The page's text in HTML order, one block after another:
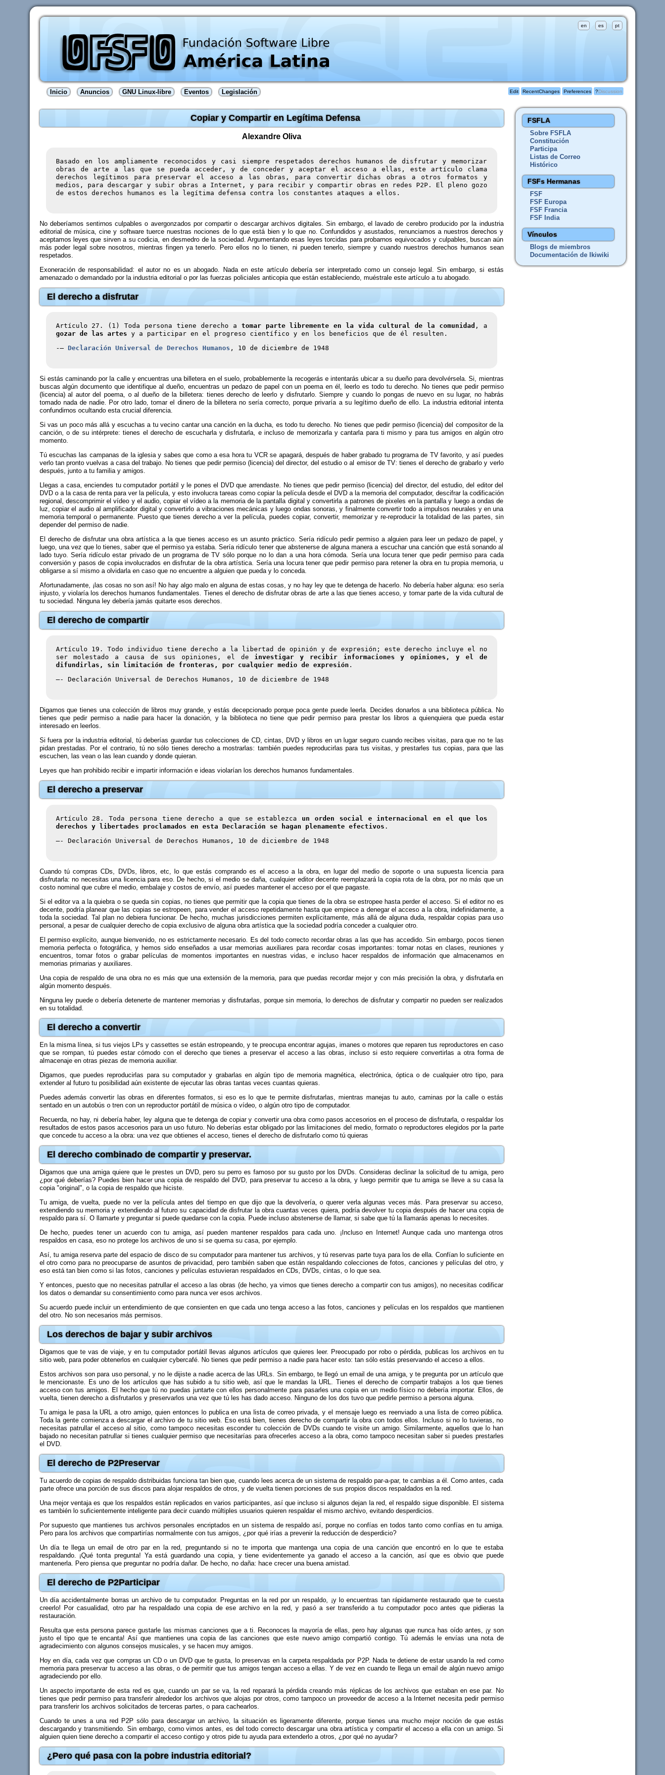
Edit RecentChanges Preferences ?Discussion
en es pt
Inicio Anuncios GNU Linux-libre Eventos Legislación
FSFLA
Sobre FSFLA
Constitución
Participa
Listas de Correo
Histórico
FSFs Hermanas
FSF
FSF Europa
FSF Francia
FSF India
Vínculos
Blogs de miembros
Documentación de Ikiwiki
Copiar y Compartir en Legítima Defensa
Alexandre Oliva
Basado en los ampliamente reconocidos y casi siempre respetados derechos humanos de disfrutar y memorizar
obras de arte a las que se pueda acceder, y de conceder y aceptar el acceso a ellas, este artículo clama
derechos legítimos para preservar el acceso a las obras, para convertir dichas obras a otros formatos y
medios, para descargar y subir obras a Internet, y para recibir y compartir obras en redes P2P. El pleno gozo
de estos derechos humanos es la legítima defensa contra los constantes ataques a ellos.
No deberíamos sentirnos culpables o avergonzados por compartir o descargar archivos digitales. Sin embargo, el lavado de cerebro producido por la industria
editorial de música, cine y software tuerce nuestras nociones de lo que está bien y lo que no. Confundidos y asustados, renunciamos a nuestros derechos y
aceptamos leyes que sirven a su codicia, en desmedro de la sociedad. Argumentando esas leyes torcidas para probarnos equivocados y culpables, buscan aún
más poder legal sobre nosotros, mientras fingen ya tenerlo. Pero ellos no lo tienen, ni pueden tenerlo, siempre y cuando nuestros derechos humanos sean
respetados.
Exoneración de responsabilidad: el autor no es un abogado. Nada en este artículo debería ser interpretado como un consejo legal. Sin embargo, si estás
amenazado o demandado por la industria editorial o por las fuerzas policiales anticopia que están estableciendo, muéstrale este artículo a tu abogado.
El derecho a disfrutar
Artículo 27. (1) Toda persona tiene derecho a tomar parte libremente en la vida cultural de la comunidad , a
gozar de las artes y a participar en el progreso científico y en los beneficios que de él resulten.
-– Declaración Universal de Derechos Humanos , 10 de diciembre de 1948
Si estás caminando por la calle y encuentras una billetera en el suelo, probablemente la recogerás e intentarás ubicar a su dueño para devolvérsela. Si, mientras
buscas algún documento que identifique al dueño, encuentras un pedazo de papel con un poema en él, leerlo es todo tu derecho. No tienes que pedir permiso
(licencia) al autor del poema, o al dueño de la billetera: tienes derecho de leerlo y disfrutarlo. Siempre y cuando lo pongas de nuevo en su lugar, no habrás
tomado nada de nadie. Por otro lado, tomar el dinero de la billetera no sería correcto, porque privaría a su legítimo dueño de ello. La industria editorial intenta
confundirnos ocultando esta crucial diferencia.
Si vas un poco más allá y escuchas a tu vecino cantar una canción en la ducha, es todo tu derecho. No tienes que pedir permiso (licencia) del compositor de la
canción, o de su intérprete: tienes el derecho de escucharla y disfrutarla, e incluso de memorizarla y cantarla para ti mismo y para tus amigos en algún otro
momento.
Tú escuchas las campanas de la iglesia y sabes que como a esa hora tu VCR se apagará, después de haber grabado tu programa de TV favorito, y así puedes
verlo tan pronto vuelvas a casa del trabajo. No tienes que pedir permiso (licencia) del director, del estudio o al emisor de TV: tienes el derecho de grabarlo y verlo
después, junto a tu familia y amigos.
Llegas a casa, enciendes tu computador portátil y le pones el DVD que arrendaste. No tienes que pedir permiso (licencia) del director, del estudio, del editor del
DVD o a la casa de renta para ver la película, y esto involucra tareas como copiar la película desde el DVD a la memoria del computador, descifrar la codificación
regional, descomprimir el vídeo y el audio, copiar el vídeo a la memoria de la pantalla digital y convertirla a patrones de pixeles en la pantalla y luego a ondas de
luz, copiar el audio al amplificador digital y convertirlo a vibraciones mecánicas y luego ondas sonoras, y finalmente convertir todo a impulsos neurales y en una
memoria temporal o permanente. Puesto que tienes derecho a ver la película, puedes copiar, convertir, memorizar y re-reproducir la totalidad de las partes, sin
depender del permiso de nadie.
El derecho de disfrutar una obra artística a la que tienes acceso es un asunto práctico. Sería ridículo pedir permiso a alguien para leer un pedazo de papel, y
luego, una vez que lo tienes, saber que el permiso ya estaba. Sería ridículo tener que abstenerse de alguna manera a escuchar una canción que está sonando al
lado tuyo. Sería ridículo estar privado de un programa de TV sólo porque no lo dan a una hora cómoda. Sería una locura tener que pedir permiso para cada
conversión y pasos de copia involucrados en disfrutar de la obra artística. Sería una locura tener que pedir permiso para retener la obra en tu propia memoria, u
obligarse a sí mismo a olvidarla en caso que no encuentre a alguien que pueda y lo conceda.
Afortunadamente, ¡las cosas no son así! No hay algo malo en alguna de estas cosas, y no hay ley que te detenga de hacerlo. No debería haber alguna: eso sería
injusto, y violaría los derechos humanos fundamentales. Tienes el derecho de disfrutar obras de arte a las que tienes acceso, y tomar parte de la vida cultural de
tu sociedad. Ninguna ley debería jamás quitarte esos derechos.
El derecho de compartir
Artículo 19. Todo individuo tiene derecho a la libertad de opinión y de expresión; este derecho incluye el no
ser molestado a causa de sus opiniones, el de investigar y recibir informaciones y opiniones, y el de
difundirlas, sin limitación de fronteras, por cualquier medio de expresión .
–- Declaración Universal de Derechos Humanos, 10 de diciembre de 1948
Digamos que tienes una colección de libros muy grande, y estás decepcionado porque poca gente puede leerla. Decides donarlos a una biblioteca pública. No
tienes que pedir permiso a nadie para hacer la donación, y la biblioteca no tiene que pedir permiso para prestar los libros a quienquiera que pueda estar
interesado en leerlos.
Si fuera por la industria editorial, tú deberías guardar tus colecciones de CD, cintas, DVD y libros en un lugar seguro cuando recibes visitas, para que no te las
pidan prestadas. Por el contrario, tú no sólo tienes derecho a mostrarlas: también puedes reproducirlas para tus visitas, y prestarles tus copias, para que las
escuchen, las vean o las lean cuando y donde quieran.
Leyes que han prohibido recibir e impartir información e ideas violarían los derechos humanos fundamentales.
El derecho a preservar
Artículo 28. Toda persona tiene derecho a que se establezca un orden social e internacional en el que los
derechos y libertades proclamados en esta Declaración se hagan plenamente efectivos .
–- Declaración Universal de Derechos Humanos, 10 de diciembre de 1948
Cuando tú compras CDs, DVDs, libros, etc, lo que estás comprando es el acceso a la obra, en lugar del medio de soporte o una supuesta licencia para
disfrutarla: no necesitas una licencia para eso. De hecho, si el medio se daña, cualquier editor decente reemplazará la copia rota de la obra, por no más que un
costo nominal que cubre el medio, embalaje y costos de envío, así puedes mantener el acceso por el que pagaste.
Si el editor va a la quiebra o se queda sin copias, no tienes que permitir que la copia que tienes de la obra se estropee hasta perder el acceso. Si el editor no es
decente, podría planear que las copias se estropeen, para vender el acceso repetidamente hasta que empiece a denegar el acceso a la obra, indefinidamente, a
toda la sociedad. Tal plan no debiera funcionar. De hecho, muchas jurisdicciones permiten explícitamente, más allá de alguna duda, respaldar copias para uso
personal, a pesar de cualquier derecho de copia exclusivo de alguna obra artística que la sociedad podría conceder a cualquier otro.
El permiso explícito, aunque bienvenido, no es estrictamente necesario. Es del todo correcto recordar obras a las que has accedido. Sin embargo, pocos tienen
memoria perfecta o fotográfica, y hemos sido enseñados a usar memorias auxiliares para recordar cosas importantes: tomar notas en clases, reuniones y
encuentros, tomar fotos o grabar películas de momentos importantes en nuestras vidas, e incluso hacer respaldos de información que almacenamos en
memorias primarias y auxiliares.
Una copia de respaldo de una obra no es más que una extensión de la memoria, para que puedas recordar mejor y con más precisión la obra, y disfrutarla en
algún momento después.
Ninguna ley puede o debería detenerte de mantener memorias y disfrutarlas, porque sin memoria, lo derechos de disfrutar y compartir no pueden ser realizados
en su totalidad.
El derecho a convertir
En la misma línea, si tus viejos LPs y cassettes se están estropeando, y te preocupa encontrar agujas, imanes o motores que reparen tus reproductores en caso
que se rompan, tú puedes estar cómodo con el derecho que tienes a preservar el acceso a las obras, incluso si esto requiere convertirlas a otra forma de
almacenaje en otras piezas de memoria auxiliar.
Digamos, que puedes reproducirlas para su computador y grabarlas en algún tipo de memoria magnética, electrónica, óptica o de cualquier otro tipo, para
extender al futuro tu posibilidad aún existente de ejecutar las obras tantas veces cuantas quieras.
Puedes además convertir las obras en diferentes formatos, si eso es lo que te permite disfrutarlas, mientras manejas tu auto, caminas por la calle o estás
sentado en un autobús o tren con un reproductor portátil de música o vídeo, o algún otro tipo de computador.
Recuerda, no hay, ni debería haber, ley alguna que te detenga de copiar y convertir una obra como pasos accesorios en el proceso de disfrutarla, o respaldar los
resultados de estos pasos accesorios para un uso futuro. No deberías estar obligado por las limitaciones del medio, formato o reproductores elegidos por la parte
que concede tu acceso a la obra: una vez que obtienes el acceso, tienes el derecho de disfrutarlo como tú quieras
El derecho combinado de compartir y preservar.
Digamos que una amiga quiere que le prestes un DVD, pero su perro es famoso por su gusto por los DVDs. Consideras declinar la solicitud de tu amiga, pero
¿por qué deberías? Puedes bien hacer una copia de respaldo del DVD, para preservar tu acceso a la obra, y luego permitir que tu amiga se lleve a su casa la
copia "original", o la copia de respaldo que hiciste.
Tu amiga, de vuelta, puede no ver la película antes del tiempo en que dijo que la devolvería, o querer verla algunas veces más. Para preservar su acceso,
extendiendo su memoria y extendiendo al futuro su capacidad de disfrutar la obra cuantas veces quiera, podría devolver tu copia después de hacer una copia de
respaldo para sí. O llamarte y preguntar si puede quedarse con la copia. Puede incluso abstenerse de llamar, si sabe que tú la llamarás apenas lo necesites.
De hecho, puedes tener un acuerdo con tu amiga, así pueden mantener respaldos para cada uno. ¡Incluso en Internet! Aunque cada uno mantenga otros
respaldos en casa, eso no protege los archivos de uno si se quema su casa, por ejemplo.
Así, tu amiga reserva parte del espacio de disco de su computador para mantener tus archivos, y tú reservas parte tuya para los de ella. Confían lo suficiente en
el otro como para no preocuparse de asuntos de privacidad, pero también saben que están respaldando colecciones de fotos, canciones y películas del otro, y
eso está tan bien como si las fotos, canciones y películas estuvieran respaldados en CDs, DVDs, cintas, o lo que sea.
Y entonces, puesto que no necesitas patrullar el acceso a las obras (de hecho, ya vimos que tienes derecho a compartir con tus amigos), no necesitas codificar
los datos o demandar su consentimiento como para nunca ver esos archivos.
Su acuerdo puede incluir un entendimiento de que consienten en que cada uno tenga acceso a las fotos, canciones y películas en los respaldos que mantienen
del otro. No son necesarios más permisos.
Los derechos de bajar y subir archivos
Digamos que te vas de viaje, y en tu computador portátil llevas algunos artículos que quieres leer. Preocupado por robo o pérdida, publicas los archivos en tu
sitio web, para poder obtenerlos en cualquier cybercafé. No tienes que pedir permiso a nadie para hacer esto: tan sólo estás preservando el acceso a ellos.
Estos archivos son para uso personal, y no le dijiste a nadie acerca de las URLs. Sin embargo, te llegó un email de una amiga, y te pregunta por un artículo que
le mencionaste. Es uno de los artículos que has subido a tu sitio web, así que le mandas la URL. Tienes el derecho de compartir trabajos a los que tienes
acceso con tus amigos. El hecho que tú no puedas juntarte con ellos personalmente para pasarles una copia en un medio físico no debería importar. Ellos, de
vuelta, tienen derecho a disfrutarlos y preservarlos una vez que tú les has dado acceso. Ninguno de los dos tuvo que pedirle permiso a persona alguna.
Tu amiga le pasa la URL a otro amigo, quien entonces lo publica en una lista de correo privada, y el mensaje luego es reenviado a una lista de correo pública.
Toda la gente comienza a descargar el archivo de tu sitio web. Eso está bien, tienes derecho de compartir la obra con todos ellos. Incluso si no lo tuvieras, no
necesitas patrullar el acceso al sitio, como tampoco necesitas esconder tu colección de DVDs cuando te visite un amigo. Similarmente, aquellos que lo han
bajado no necesitan patrullar si tienes cualquier permiso que necesitarías para ofrecerles acceso a la obra, como tampoco necesitan saber si puedes prestarles
el DVD.
El derecho de P2Preservar
Tu acuerdo de copias de respaldo distribuidas funciona tan bien que, cuando lees acerca de un sistema de respaldo par-a-par, te cambias a él. Como antes, cada
parte ofrece una porción de sus discos para alojar respaldos de otros, y de vuelta tienen porciones de sus propios discos respaldados en la red.
Una mejor ventaja es que los respaldos están replicados en varios participantes, así que incluso si algunos dejan la red, el respaldo sigue disponible. El sistema
es también lo suficientemente inteligente para decir cuando múltiples usuarios quieren respaldar el mismo archivo, evitando desperdicios.
Por supuesto que mantienes tus archivos personales encriptados en un sistema de respaldo así, porque no confías en todos tanto como confías en tu amiga.
Pero para los archivos que compartirías normalmente con tus amigos, ¿por qué irías a prevenir la reducción de desperdicio?
Un día te llega un email de otro par en la red, preguntando si no te importa que mantenga una copia de una canción que encontró en lo que te estaba
respaldando. ¡Qué tonta pregunta! Ya está guardando una copia, y tiene evidentemente ya ganado el acceso a la canción, así que es obvio que puede
mantenerla. Pero piensa que preguntar no podría dañar. De hecho, no daña: hace crecer una buena amistad.
El derecho de P2Participar
Un día accidentalmente borras un archivo de tu computador. Preguntas en la red por un respaldo, ¡y lo encuentras tan rápidamente restaurado que te cuesta
creerlo! Por casualidad, otro par ha respaldado una copia de ese archivo en la red, y pasó a ser transferido a tu computador poco antes que pidieras la
restauración.
Resulta que esta persona parece gustarle las mismas canciones que a ti. Reconoces la mayoría de ellas, pero hay algunas que nunca has oído antes, ¡y son
justo el tipo que te encanta! Así que mantienes una copia de las canciones que este nuevo amigo compartió contigo. Tú además le envías una nota de
agradecimiento con algunos consejos musicales, y se hacen muy amigos.
Hoy en día, cada vez que compras un CD o un DVD que te gusta, lo preservas en la carpeta respaldada por P2P. Nada te detiene de estar usando la red como
memoria para preservar tu acceso a las obras, o de permitir que tus amigos tengan acceso a ellas. Y de vez en cuando te llega un email de algún nuevo amigo
agradeciendo por ello.
Un aspecto importante de esta red es que, cuando un par se va, la red reparará la pérdida creando más réplicas de los archivos que estaban en ese par. No
tienes que pedir permiso para transferir alrededor los archivos que alojas por otros, como tampoco un proveedor de acceso a la Internet necesita pedir permiso
para transferir los archivos solicitados de terceras partes, o para cachearlos.
Cuando te unes a una red P2P sólo para descargar un archivo, la situación es ligeramente diferente, porque tienes una mucho mejor noción de que estás
descargando y transmitiendo. Sin embargo, como vimos antes, es del todo correcto descargar una obra artística y compartir el acceso a ella con un amigo. Si
alguien quien tiene derecho a compartir el acceso contigo y otros pide tu ayuda para extenderlo a otros, ¿por qué no ayudar?
¿Pero qué pasa con la pobre industria editorial?